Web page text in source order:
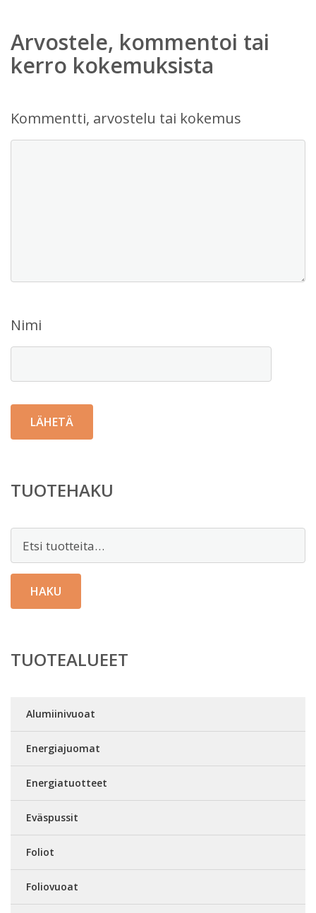
Arvostele, kommentoi tai
kerro kokemuksista
Kommentti, arvostelu tai kokemus
Nimi
TUOTEHAKU
HAKU
TUOTEALUEET
Alumiinivuoat
Energiajuomat
Energiatuotteet
Eväspussit
Foliot
Foliovuoat